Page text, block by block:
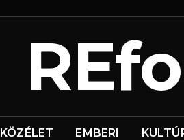
KÖZÉLET EMBERI